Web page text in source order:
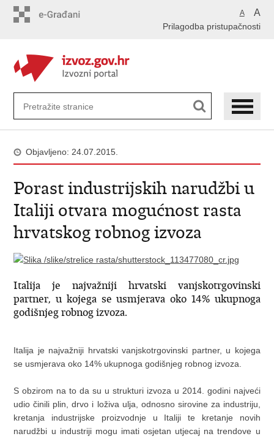
A A
Prilagodba pristupačnosti
Objavljeno: 24.07.2015.
Porast industrijskih narudžbi u
Italiji otvara mogućnost rasta
hrvatskog robnog izvoza
Italija je najvažniji hrvatski vanjskotrgovinski
partner, u kojega se usmjerava oko 14% ukupnoga
godišnjeg robnog izvoza.
Italija je najvažniji hrvatski vanjskotrgovinski partner, u kojega
se usmjerava oko 14% ukupnoga godišnjeg robnog izvoza.
S obzirom na to da su u strukturi izvoza u 2014. godini najveći
udio činili plin, drvo i loživa ulja, odnosno sirovine za industriju,
kretanja industrijske proizvodnje u Italiji te kretanje novih
narudžbi u industriji mogu imati osjetan utjecaj na trendove u